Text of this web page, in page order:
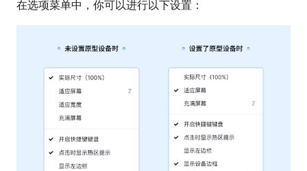
理
理
在选项菜单中，你可以进行以下设置：